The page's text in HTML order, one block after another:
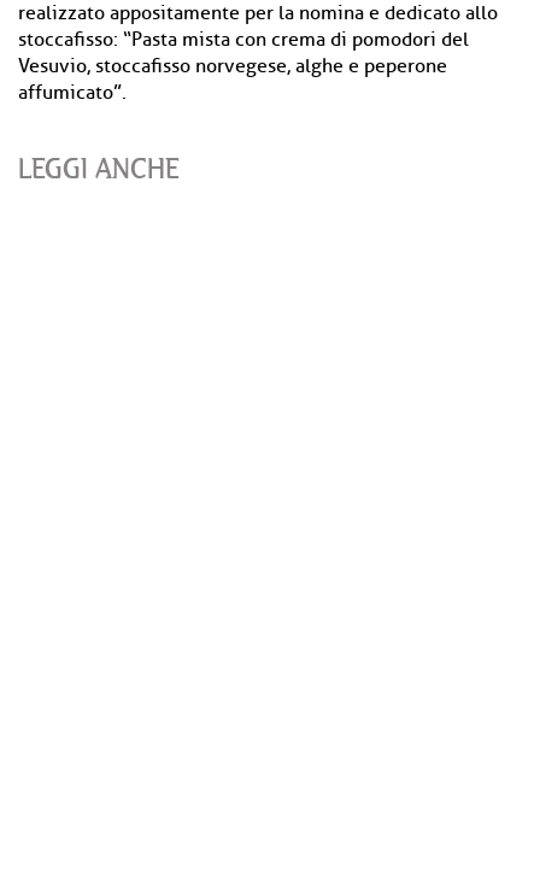
realizzato appositamente per la nomina e dedicato allo
stoccafisso: “Pasta mista con crema di pomodori del
Vesuvio, stoccafisso norvegese, alghe e peperone
affumicato”.
LEGGI ANCHE